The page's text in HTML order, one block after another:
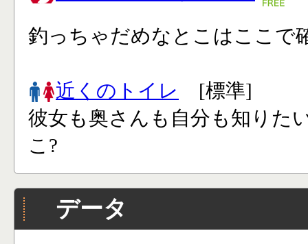
釣っちゃだめなとこはここで
近くのトイレ
[標準]
彼女も奥さんも自分も知りた
こ?
データ